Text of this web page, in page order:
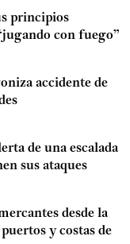
principios
con fuego”
accidente de
de una escalada
sus ataques
desde la
y costas de